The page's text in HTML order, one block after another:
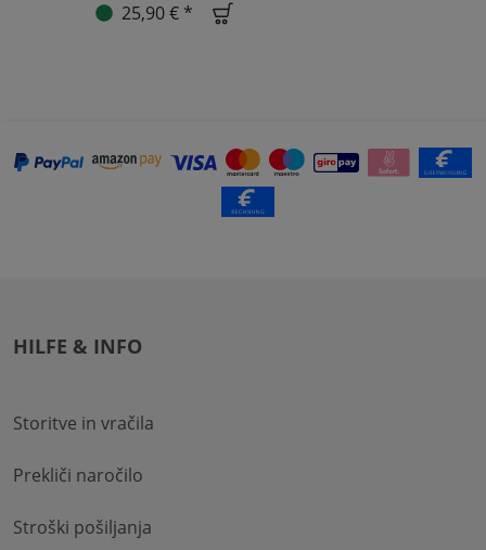
25,90 € *
HILFE & INFO
Storitve in vračila
Prekliči naročilo
Stroški pošiljanja